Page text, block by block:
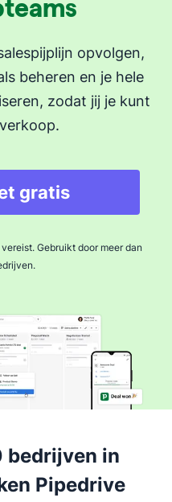
opvolgen,
beheren en je hele
zodat jij je kunt
gratis
Gebruikt door meer dan
bedrijven in
Pipedrive